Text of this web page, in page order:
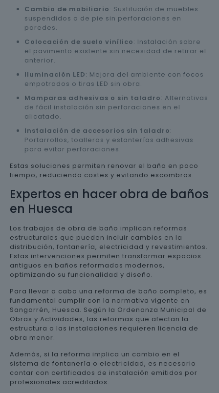
Cambio de mobiliario: Sustitución de muebles
suspendidos o de pie sin perforaciones en
paredes.
Colocación de suelo vinílico: Instalación sobre
el pavimento existente sin necesidad de retirar el
anterior.
Iluminación LED: Mejora del ambiente con focos
empotrados o tiras LED sin obra.
Mamparas adhesivas o sin taladro: Alternativas
de fácil instalación sin perforaciones en el
alicatado.
Instalación de accesorios sin taladro:
Portarrollos, toalleros y estanterías adhesivas
para evitar perforaciones.
Estas soluciones permiten renovar el baño en poco
tiempo, reduciendo costes y evitando escombros.
Expertos en hacer obra de baños
en Huesca
Los trabajos de obra de baño implican reformas
estructurales que pueden incluir cambios en la
distribución, fontanería, electricidad y revestimientos.
Estas intervenciones permiten transformar espacios
antiguos en baños reformados modernos,
optimizando su funcionalidad y diseño.
Para llevar a cabo una reforma de baño completo, es
fundamental cumplir con la normativa vigente en
Sangarrén, Huesca. Según la Ordenanza Municipal de
Obras y Actividades, las reformas que afectan la
estructura o las instalaciones requieren licencia de
obra menor.
Además, si la reforma implica un cambio en el
sistema de fontanería o electricidad, es necesario
contar con certificados de instalación emitidos por
profesionales acreditados.